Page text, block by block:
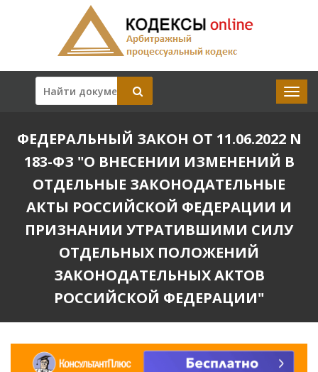
ФЕДЕРАЛЬНЫЙ ЗАКОН ОТ 11.06.2022 N
183-ФЗ "О ВНЕСЕНИИ ИЗМЕНЕНИЙ В
ОТДЕЛЬНЫЕ ЗАКОНОДАТЕЛЬНЫЕ
АКТЫ РОССИЙСКОЙ ФЕДЕРАЦИИ И
ПРИЗНАНИИ УТРАТИВШИМИ СИЛУ
ОТДЕЛЬНЫХ ПОЛОЖЕНИЙ
ЗАКОНОДАТЕЛЬНЫХ АКТОВ
РОССИЙСКОЙ ФЕДЕРАЦИИ"